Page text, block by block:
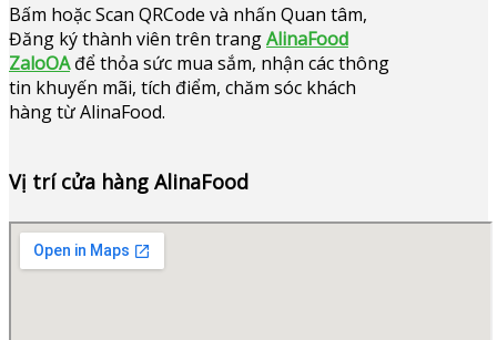
Bấm hoặcScan QRCode và nhấn Quan tâm,
Đăng ký thành viên trên trangAlinaFood
ZaloOAđể thỏa sức mua sắm, nhận các thông
tin khuyến mãi, tích điểm, chăm sóc khách
hàng từ AlinaFood.
Vị trí cửa hàng AlinaFood